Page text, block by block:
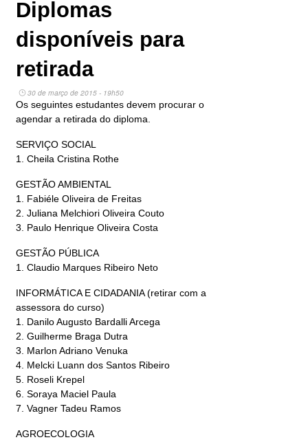
Diplomas
disponíveis para
retirada
30 de março de 2015 - 19h50
Os seguintes estudantes devem procurar o
agendar a retirada do diploma.
SERVIÇO SOCIAL
1. Cheila Cristina Rothe
GESTÃO AMBIENTAL
1. Fabiéle Oliveira de Freitas
2. Juliana Melchiori Oliveira Couto
3. Paulo Henrique Oliveira Costa
GESTÃO PÚBLICA
1. Claudio Marques Ribeiro Neto
INFORMÁTICA E CIDADANIA (retirar com a
assessora do curso)
1. Danilo Augusto Bardalli Arcega
2. Guilherme Braga Dutra
3. Marlon Adriano Venuka
4. Melcki Luann dos Santos Ribeiro
5. Roseli Krepel
6. Soraya Maciel Paula
7. Vagner Tadeu Ramos
AGROECOLOGIA